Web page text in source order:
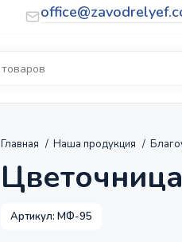
Главная Наша продукция
Артикул: МФ-95